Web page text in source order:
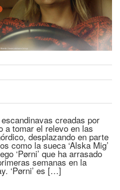
creadas por
a tomar el relevo en las
desplazando en parte
como la sueca ‘Alska Mig’
‘Pørni’ que ha arrasado
semanas en la
‘Pørni’ es […]